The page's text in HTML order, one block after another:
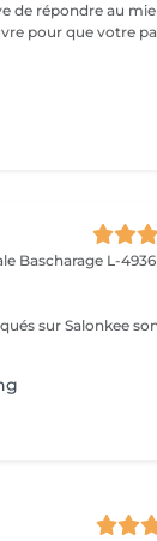
de répondre au
Bascharage L-4936